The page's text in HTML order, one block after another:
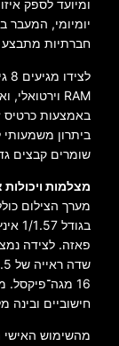
ומיועד לספק
יומיומי, המעבר
חברתיות מתבצע
ביתרון
שומרים קבצים
מצלמות ויכולות
חישוביים ובינה
מהשימוש